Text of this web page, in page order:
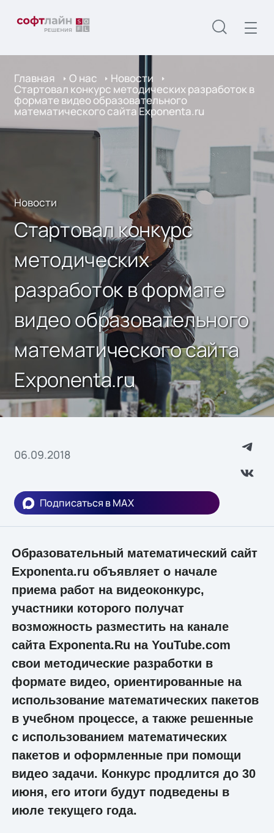
Главная О нас Новости
Стартовал конкурс методических разработок в
формате видео образовательного
математического сайта Exponenta.ru
Новости
Стартовал конкурс
методических
разработок в формате
видео образовательного
математического сайта
Exponenta.ru
06.09.2018
Подписаться в MAX
Образовательный математический сайт
Exponenta.ru объявляет о начале
приема работ на видеоконкурс,
участники которого получат
возможность разместить на канале
сайта Exponenta.Ru на YouTube.com
свои методические разработки в
формате видео, ориентированные на
использование математических пакетов
в учебном процессе, а также решенные
с использованием математических
пакетов и оформленные при помощи
видео задачи. Конкурс продлится до 30
июня, его итоги будут подведены в
июле текущего года.